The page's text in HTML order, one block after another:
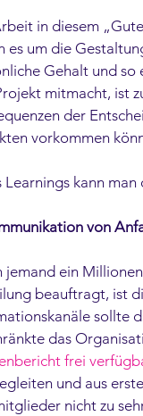
in diesem
es um die
Gehalt und so
mitmacht, ist
der
vorkommen
Learnings kann
von
jemand ein
beauftragt, ist
sollte
das
frei
und aus
nicht zu